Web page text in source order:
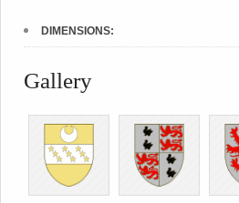
DIMENSIONS:
Gallery